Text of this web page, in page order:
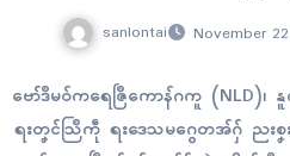
sanlontai November
ဗော်ဒဳမဝ်ကရေဇြဳကောန်ဂကူ (NLD)
ရးတၞၚ်သြဳကဵု ရးဒေသမဂွေတအ်ဂှ် ညး